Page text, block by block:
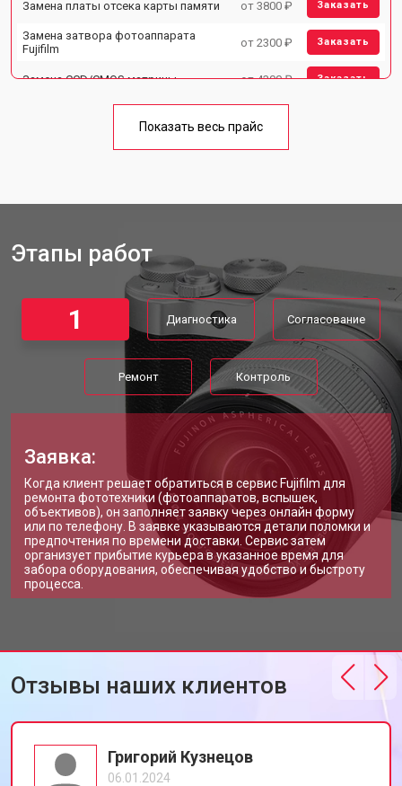
Замена платы отсека карты памяти от 3800 ₽ Заказать
Замена затвора фотоаппарата
Fujifilm
от 2300 ₽ Заказать
Замена CCD/CMOS матрицы от 4300 ₽ Заказать
Чистка матрицы фотоаппарата
Показать весь прайс
Этапы работ
1 Диагностика Согласование
Ремонт Контроль
Заявка:
Когда клиент решает обратиться в сервис Fujifilm для
ремонта фототехники (фотоаппаратов, вспышек,
объективов), он заполняет заявку через онлайн форму
или по телефону. В заявке указываются детали поломки и
предпочтения по времени доставки. Сервис затем
организует прибытие курьера в указанное время для
забора оборудования, обеспечивая удобство и быстроту
процесса.
Отзывы наших клиентов
Григорий Кузнецов
06.01.2024